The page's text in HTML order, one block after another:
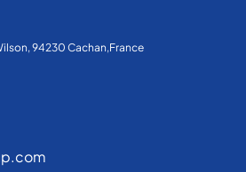
94230 Cachan,France